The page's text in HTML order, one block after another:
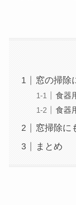
窓の掃除
食器
食器
窓掃除に
まとめ